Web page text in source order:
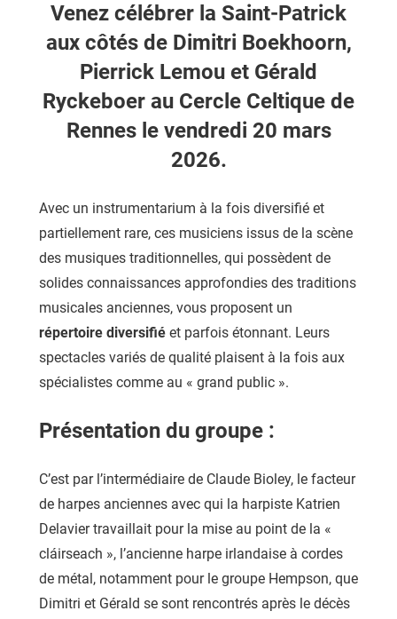
Venez célébrer la Saint-Patrick
aux côtés de Dimitri Boekhoorn,
Pierrick Lemou et Gérald
Ryckeboer au Cercle Celtique de
Rennes le vendredi 20 mars
2026.
Avec un instrumentarium à la fois diversifié et
partiellement rare, ces musiciens issus de la scène
des musiques traditionnelles, qui possèdent de
solides connaissances approfondies des traditions
musicales anciennes, vous proposent un
répertoire diversifié et parfois étonnant. Leurs
spectacles variés de qualité plaisent à la fois aux
spécialistes comme au « grand public ».
Présentation du groupe :
C’est par l’intermédiaire de Claude Bioley, le facteur
de harpes anciennes avec qui la harpiste Katrien
Delavier travaillait pour la mise au point de la «
cláirseach », l’ancienne harpe irlandaise à cordes
de métal, notamment pour le groupe Hempson, que
Dimitri et Gérald se sont rencontrés après le décès